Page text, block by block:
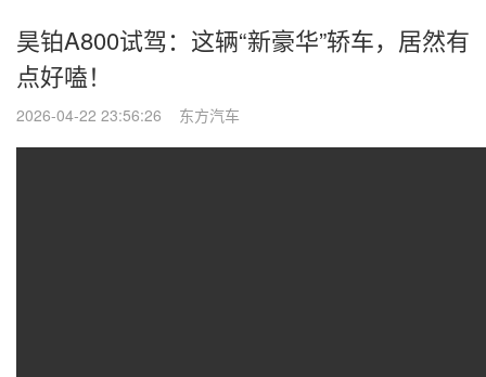
昊铂A800试驾：这辆“新豪华”轿车，居然有
点好嗑！
2026-04-22 23:56:26 东方汽车